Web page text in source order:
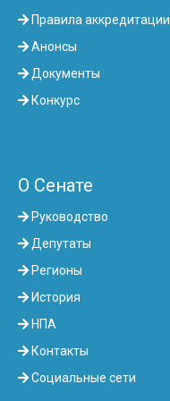
Правила аккредитации
Анонсы
Документы
Конкурс
О Сенате
Руководство
Депутаты
Регионы
История
НПА
Контакты
Социальные сети